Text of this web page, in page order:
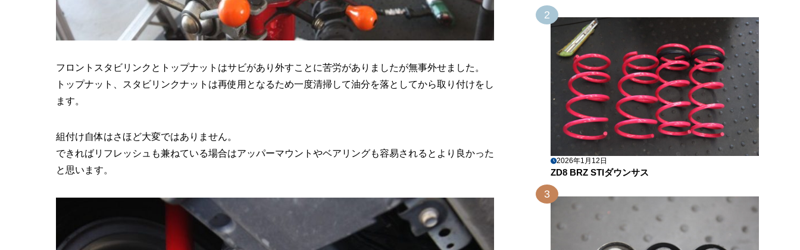
フロントスタビリンクとトップナットはサビがあり外すことに苦労がありましたが無事外せました。
トップナット、スタビリンクナットは再使用となるため一度清掃して油分を落としてから取り付けをし
ます。
組付け自体はさほど大変ではありません。
できればリフレッシュも兼ねている場合はアッパーマウントやベアリングも容易されるとより良かった
と思います。
2
2026年1月12日
ZD8 BRZ STIダウンサス
3